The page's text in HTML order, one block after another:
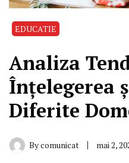
EDUCATIE
Analiza
Înțelegerea
Diferite
Bycomunicat mai 2,